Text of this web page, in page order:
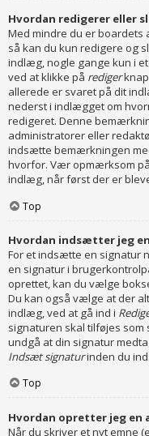
Hvordan redigerer eller
Med mindre du er
så kan du kun redigere og
indlæg, nogle gange kun i
ved at klikke på rediger
allerede er svaret på dit
nederst i indlægget om
redigeret. Denne
administratorer eller
indsætte bemærkningen
hvorfor. Vær opmærksom
indlæg, når først der er
Top
Hvordan indsætter jeg
For et indsætte en signatur
en signatur i
oprettet, kan du vælge
Du kan også vælge at der
indlæg, ved at gå ind i
signaturen skal tilføjes som
undgå at din signatur
Indsæt signaturinden du
Top
Hvordan opretter jeg en
Når du skriver et nyt emne